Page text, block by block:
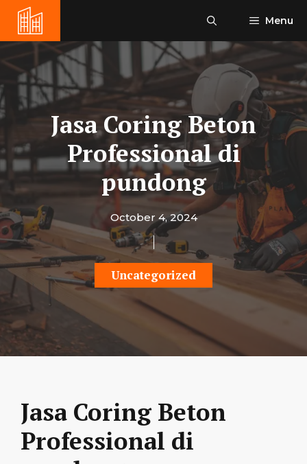
content
Menu
Jasa Coring Beton
Professional di
pundong
October 4, 2024
Uncategorized
Jasa Coring Beton
Professional di